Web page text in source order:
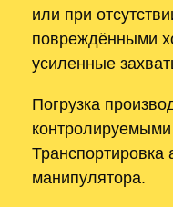
или при
повреждёнными
усиленные
Погрузка
манипулятора.